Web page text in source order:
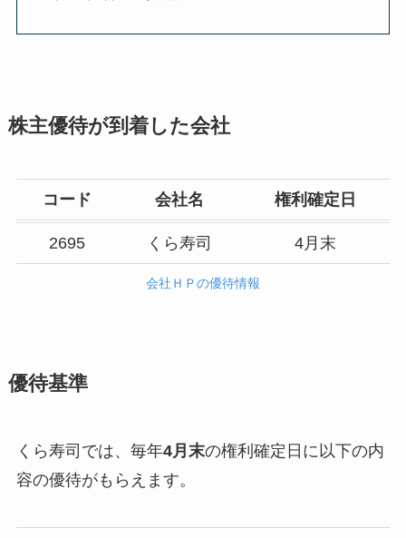
株主優待が到着した会社
コード 会社名 権利確定日
2695 くら寿司 4月末
会社ＨＰの優待情報
優待基準
くら寿司では、毎年4月末の権利確定日に以下の内
容の優待がもらえます。